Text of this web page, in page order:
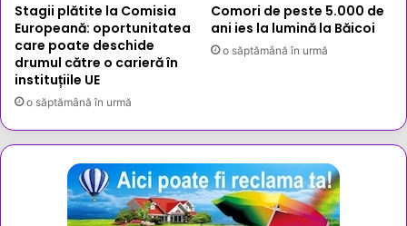
Stagii plătite la Comisia
Europeană: oportunitatea
care poate deschide
drumul către o carieră în
instituțiile UE
o săptămână în urmă
Comori de peste 5.000 de
ani ies la lumină la Băicoi
o săptămână în urmă